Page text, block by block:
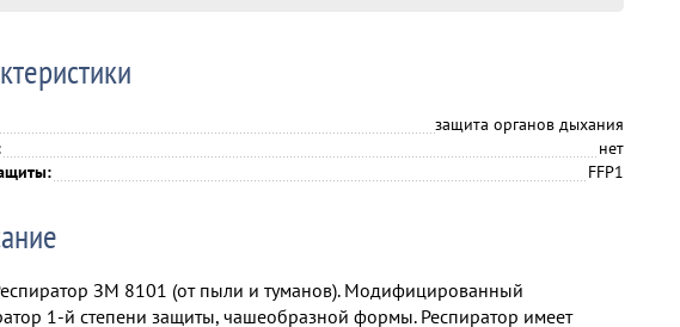
защита органов дыхания
нет
FFP1
ЗМ 8101 (от пыли и туманов). Модифицированный
1-й степени защиты, чашеобразной формы. Респиратор имеет